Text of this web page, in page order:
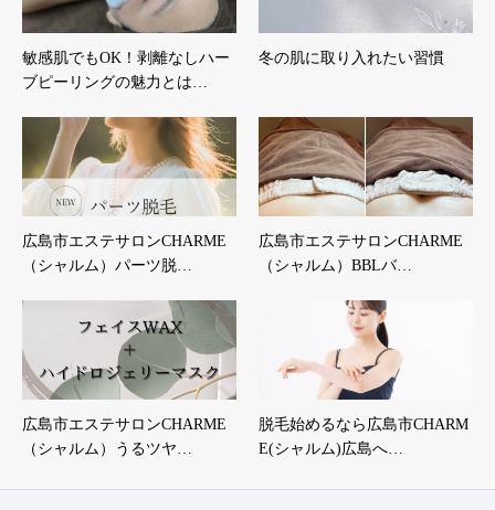
敏感肌でもOK！剥離なしハー
ブピーリングの魅力とは…
冬の肌に取り入れたい習慣
広島市エステサロンCHARME
（シャルム）パーツ脱…
広島市エステサロンCHARME
（シャルム）BBLバ…
広島市エステサロンCHARME
（シャルム）うるツヤ…
脱毛始めるなら広島市CHARM
E(シャルム)広島へ…